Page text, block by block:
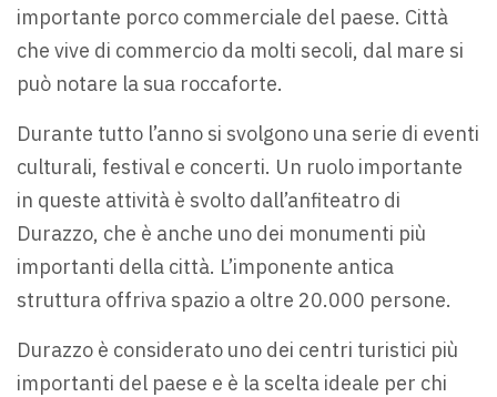
importante porco commerciale del paese. Città
che vive di commercio da molti secoli, dal mare si
può notare la sua roccaforte.
Durante tutto l’anno si svolgono una serie di eventi
culturali, festival e concerti. Un ruolo importante
in queste attività è svolto dall’anfiteatro di
Durazzo, che è anche uno dei monumenti più
importanti della città. L’imponente antica
struttura offriva spazio a oltre 20.000 persone.
Durazzo è considerato uno dei centri turistici più
importanti del paese e è la scelta ideale per chi